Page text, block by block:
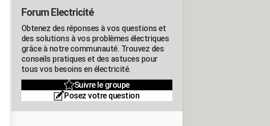
Forum Electricité
Obtenez des réponses à vos questions et
des solutions à vos problèmes électriques
grâce à notre communauté. Trouvez des
conseils pratiques et des astuces pour
tous vos besoins en électricité.
Suivre le groupe
Posez votre question